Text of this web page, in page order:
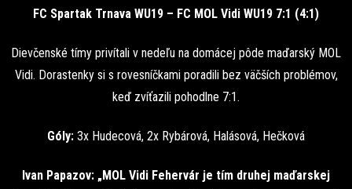
FC Spartak Trnava WU19 – FC MOL Vidi WU19 7:1 (4:1)
Dievčenské tímy privítali v nedeľu na domácej pôde maďarský MOL
Vidi. Dorastenky si s rovesníčkami poradili bez väčších problémov,
keď zvíťazili pohodlne 7:1.
Góly: 3x Hudecová, 2x Rybárová, Halásová, Hečková
Ivan Papazov: „MOL Vidi Fehervár je tím druhej maďarskej